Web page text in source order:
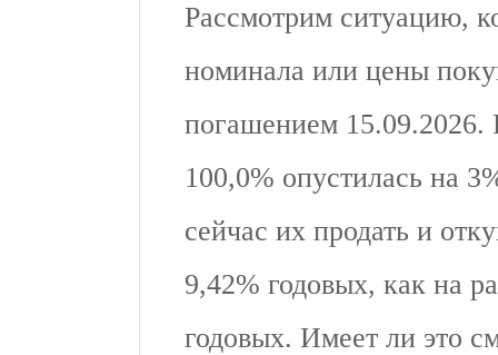
Рассмотрим ситуацию,
номинала или цены
погашением
100,0% опустилась на
сейчас их продать и
9,42% годовых, как на
годовых. Имеет ли это